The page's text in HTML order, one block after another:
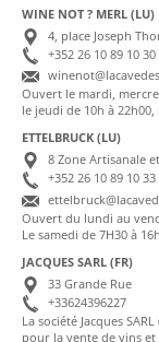
WINE NOT ? MERL (LU)
4, place Joseph
+352 26 10 89 10 30
Ouvert le mardi,
le jeudi de 10h à
ETTELBRUCK (LU)
8 Zone Artisanale
+352 26 10 89 10 33
Ouvert du lundi au
Le samedi de 7H30 à
JACQUES SARL (FR)
33 Grande Rue
+33624396227
pour la vente de vins